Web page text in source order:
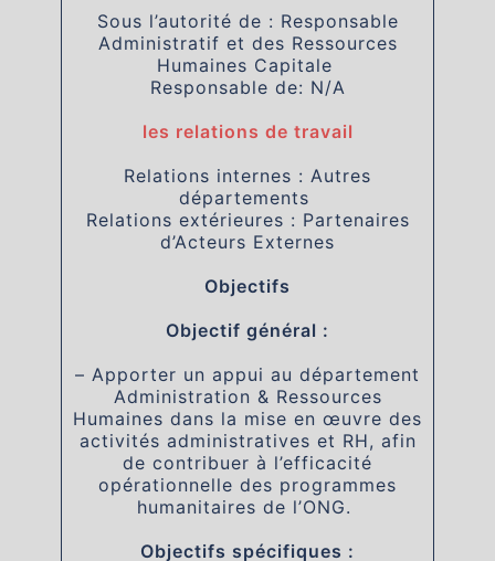
Sous l’autorité de : Responsable
Administratif et des Ressources
Humaines Capitale
Responsable de: N/A
les relations de travail
Relations internes : Autres
départements
Relations extérieures : Partenaires
d’Acteurs Externes
Objectifs
Objectif général :
– Apporter un appui au département
Administration & Ressources
Humaines dans la mise en œuvre des
activités administratives et RH, afin
de contribuer à l’efficacité
opérationnelle des programmes
humanitaires de l’ONG.
Objectifs spécifiques :